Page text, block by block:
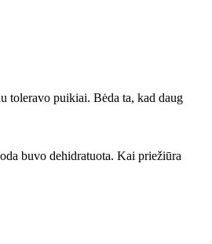
toleravo puikiai. Bėda ta, kad daug
buvo dehidratuota. Kai priežiūra